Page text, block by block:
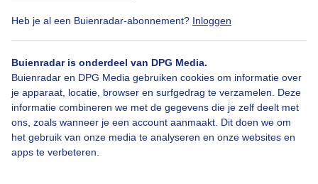
Heb je al een Buienradar-abonnement? Inloggen
Buienradar is onderdeel van DPG Media.
Buienradar en DPG Media gebruiken cookies om informatie over
je apparaat, locatie, browser en surfgedrag te verzamelen. Deze
informatie combineren we met de gegevens die je zelf deelt met
ons, zoals wanneer je een account aanmaakt. Dit doen we om
het gebruik van onze media te analyseren en onze websites en
apps te verbeteren.
Een moment geduld aub...